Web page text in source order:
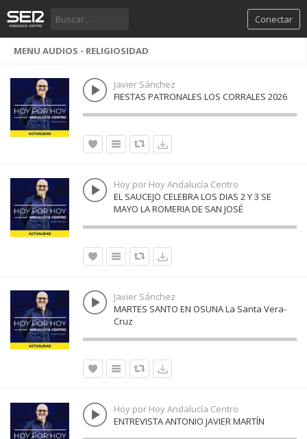
Conectar
MENU AUDIOS - RELIGIOSIDAD
Javier Sánchez
FIESTAS PATRONALES LOS CORRALES 2026
Hoy por Hoy Andalucía Centro
EL SAUCEJO CELEBRA LOS DIAS 2 Y 3 SE
MAYO LA ROMERIA DE SAN JOSÉ
Javier Sánchez
MARTES SANTO EN OSUNA La Santa Vera-
Cruz
Hoy por Hoy Andalucía Centro
ENTREVISTA ANTONIO JAVIER MARTÍN